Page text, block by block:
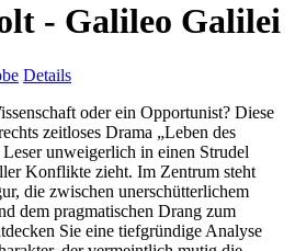
- Galileo Galilei
Details
oder ein Opportunist? Diese
zeitloses Drama „Leben des
unweigerlich in einen Strudel
Konflikte zieht. Im Zentrum steht
die zwischen unerschütterlichem
dem pragmatischen Drang zum
Sie eine tiefgründige Analyse